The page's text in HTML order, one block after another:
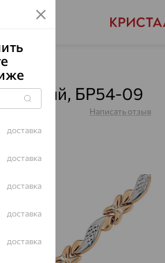
красный, БР54-09
Написать отзыв
доставка
доставка
доставка
доставка
доставка